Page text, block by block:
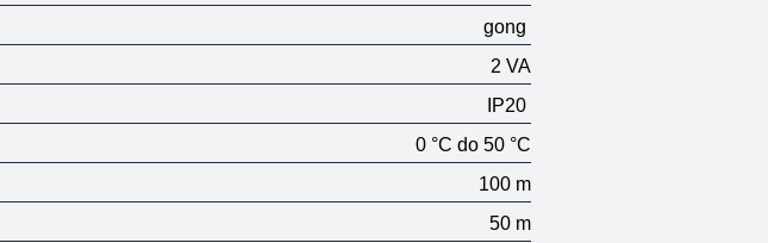
gong
2 VA
IP20
0 °C do 50 °C
100 m
50 m